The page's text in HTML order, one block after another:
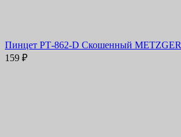
Пинцет РТ-862-D Скошенный METZGER
159 ₽